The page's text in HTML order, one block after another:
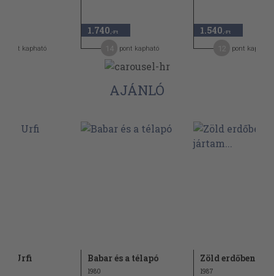
pont kapható
1.740 ,-Ft
pont kapható
1.540 ,-Ft
pont kapható
AJÁNLÓ
Urfi Babar és a télapó
1980
Zöld erdőben
1987